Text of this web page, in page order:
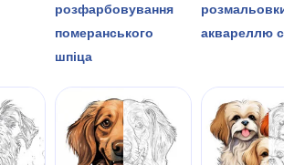
розфарбовування
померанського
шпіца
аквареллю